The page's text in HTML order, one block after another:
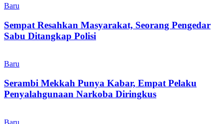
Baru
Sempat Resahkan Masyarakat, Seorang Pengedar
Sabu Ditangkap Polisi
Baru
Serambi Mekkah Punya Kabar, Empat Pelaku
Penyalahgunaan Narkoba Diringkus
Baru